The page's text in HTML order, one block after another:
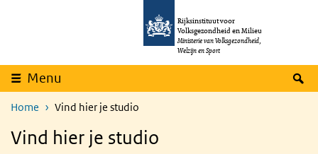
Overslaan en naar de inhoud gaan
Rijksinstituut voor
Volksgezondheid en Milieu
Ministerie van Volksgezondheid,
Welzijn en Sport
Menu
Home Vind hier je studio
Vind hier je studio